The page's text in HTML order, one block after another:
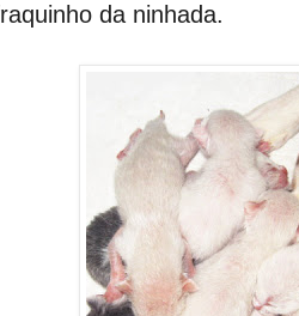
da ninhada.